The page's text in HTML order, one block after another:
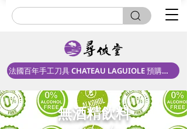
法國百年手工刀具 CHATEAU LAGUIOLE 預購中！
無酒精飲料